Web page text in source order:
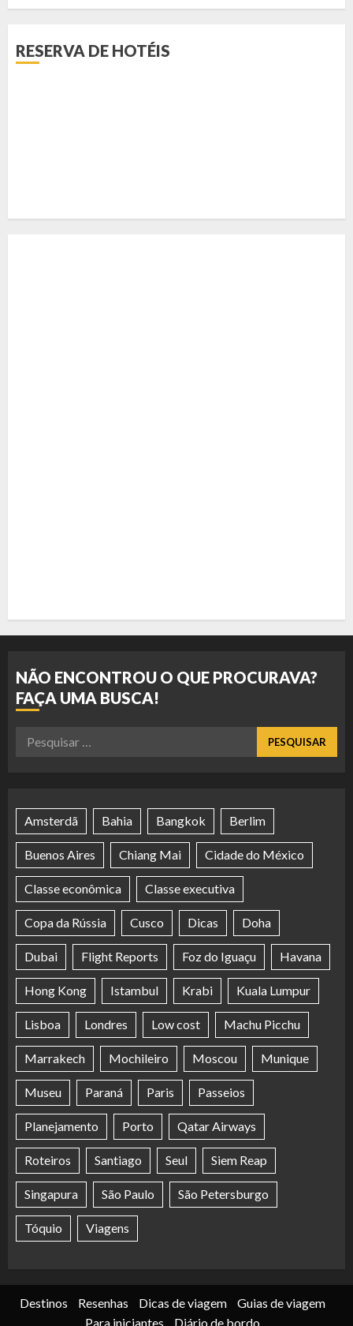
RESERVA DE HOTÉIS
NÃO ENCONTROU O QUE PROCURAVA?
FAÇA UMA BUSCA!
Pesquisar
Amsterdã Bahia Bangkok Berlim
Buenos Aires Chiang Mai Cidade do México
Classe econômica Classe executiva
Copa da Rússia Cusco Dicas Doha
Dubai Flight Reports Foz do Iguaçu Havana
Hong Kong Istambul Krabi Kuala Lumpur
Lisboa Londres Low cost Machu Picchu
Marrakech Mochileiro Moscou Munique
Museu Paraná Paris Passeios
Planejamento Porto Qatar Airways
Roteiros Santiago Seul Siem Reap
Singapura São Paulo São Petersburgo
Tóquio Viagens
Destinos Resenhas Dicas de viagem
Guias de viagem
Para iniciantes
Diário de bordo